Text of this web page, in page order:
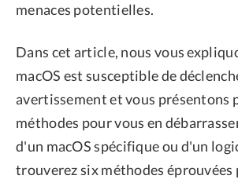
menaces potentielles.
Dans cet article, nous vous
macOS est susceptible de
avertissement et vous présentons
méthodes pour vous en
d'un macOS spécifique ou d'un
trouverez six méthodes